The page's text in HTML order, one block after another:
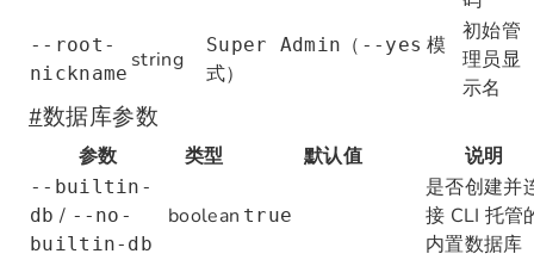
--root-
nickname
string
Super Admin （ --yes 模
式）
初始管
理员显
示名
#数据库参数
参数 类型 默认值 说明
--builtin-
db / --no-
builtin-db
boolean true
是否创建并
接 CLI 托管
内置数据库